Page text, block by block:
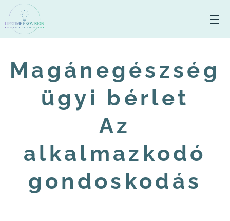
Magánegészség
ügyi bérlet
Az
alkalmazkodó
gondoskodás